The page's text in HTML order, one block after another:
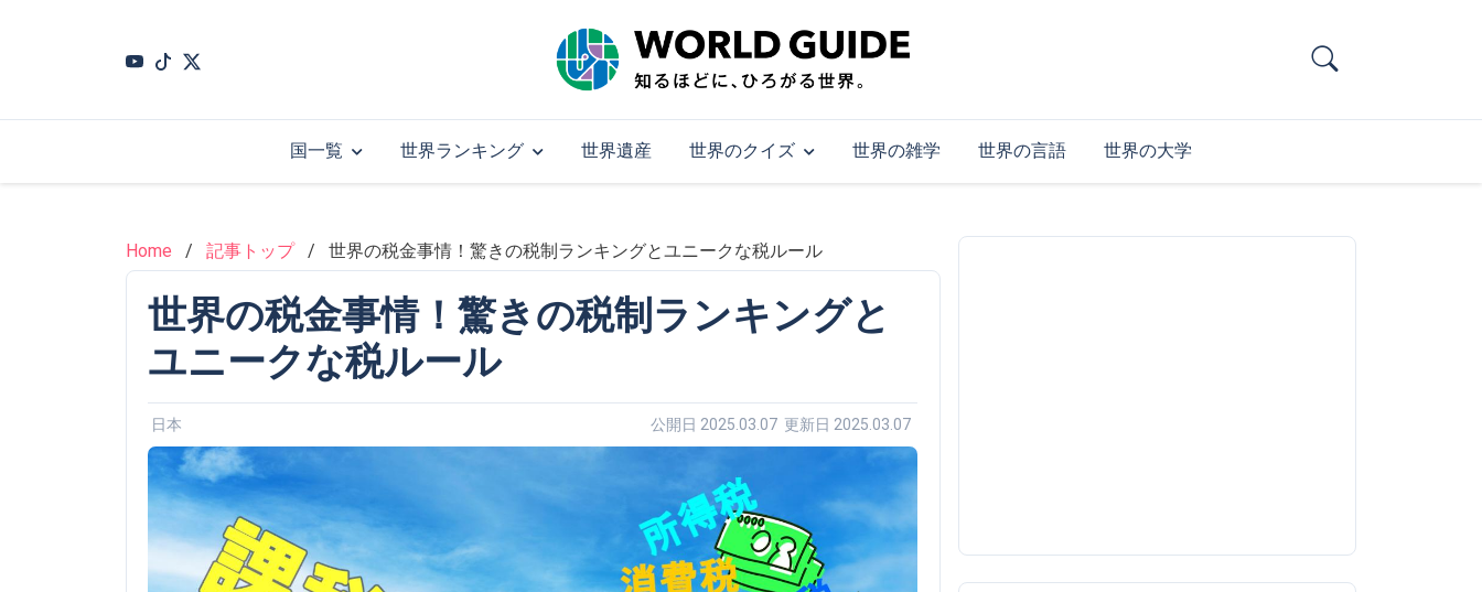
国一覧 世界ランキング 世界遺産 世界のクイズ 世界の雑学 世界の言語 世界の大学
Home 記事トップ 世界の税金事情！驚きの税制ランキングとユニークな税ルール
世界の税金事情！驚きの税制ランキングと
ユニークな税ルール
日本 公開日 2025.03.07 更新日 2025.03.07